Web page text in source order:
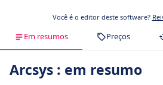
Você é o editor deste software?
Em resumos Preços
Arcsys : em resumo